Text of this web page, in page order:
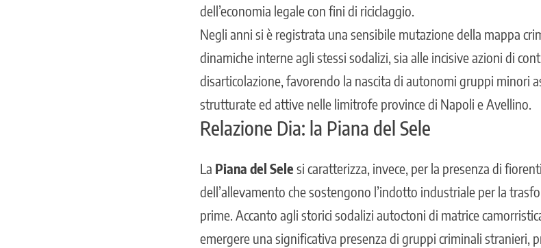
dell’economia legale con fini di riciclaggio.
Negli anni si è registrata una sensibile mutazione della mappa
dinamiche interne agli stessi sodalizi, sia alle incisive azioni di
disarticolazione, favorendo la nascita di autonomi gruppi minori
strutturate ed attive nelle limitrofe province di Napoli e Avellino.
Relazione Dia: la Piana del Sele
La Piana del Sele si caratterizza, invece, per la presenza di
dell’allevamento che sostengono l’indotto industriale per la
prime. Accanto agli storici sodalizi autoctoni di matrice
emergere una significativa presenza di gruppi criminali stranieri,